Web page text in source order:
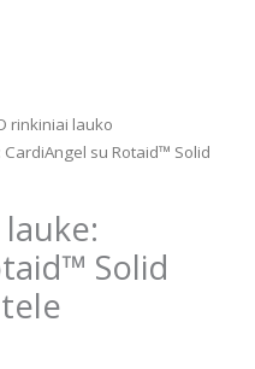
rinkiniai lauko
su Rotaid™ Solid
Solid